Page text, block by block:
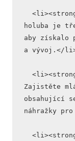
holuba je
aby získalo
a vývoj.</
Zajistěte
obsahující
náhražky